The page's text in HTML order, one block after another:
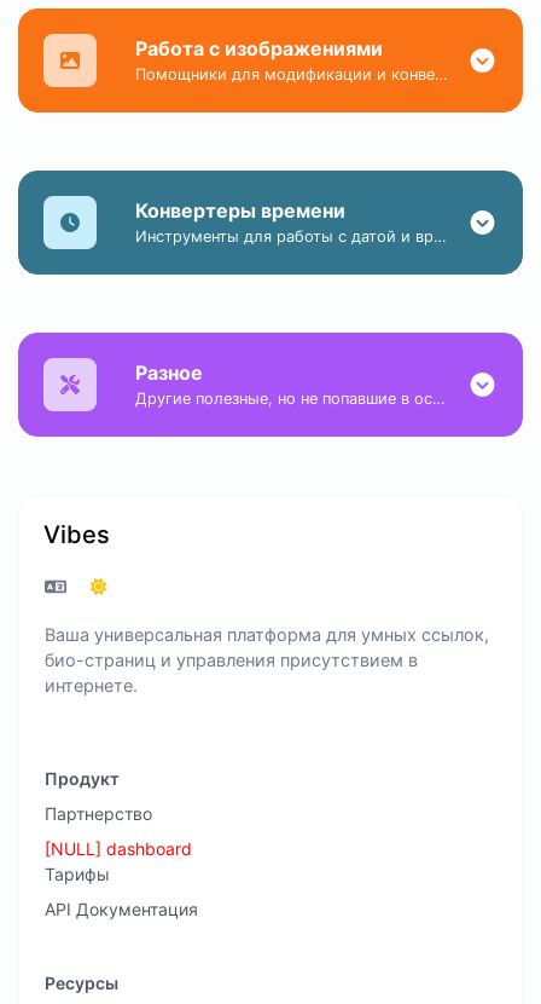
Работа с изображениями
Помощники для модификации и конвертации графических файлов онлайн.
Конвертеры времени
Инструменты для работы с датой и временем в разных часовых поясах и форматах.
Разное
Другие полезные, но не попавшие в основные категории веб-инструменты.
Vibes
Ваша универсальная платформа для умных ссылок,
био-страниц и управления присутствием в
интернете.
Продукт
Партнерство
[NULL] dashboard
Тарифы
API Документация
Ресурсы